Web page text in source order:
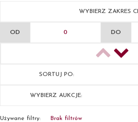
WYBIERZ ZAKRES
OD DO
SORTUJ PO:
WYBIERZ AUKCJE:
Używane filtry: Brak filtrów